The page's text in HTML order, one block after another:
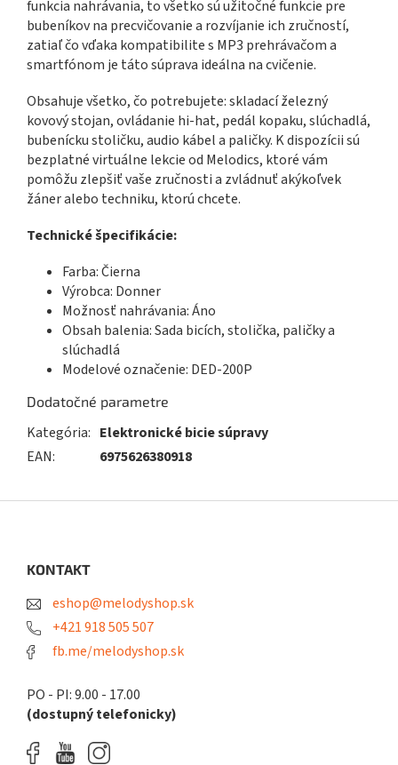
funkcia nahrávania, to všetko sú užitočné funkcie pre
bubeníkov na precvičovanie a rozvíjanie ich zručností,
zatiaľ čo vďaka kompatibilite s MP3 prehrávačom a
smartfónom je táto súprava ideálna na cvičenie.
Obsahuje všetko, čo potrebujete: skladací železný
kovový stojan, ovládanie hi-hat, pedál kopaku, slúchadlá,
bubenícku stoličku, audio kábel a paličky. K dispozícii sú
bezplatné virtuálne lekcie od Melodics, ktoré vám
pomôžu zlepšiť vaše zručnosti a zvládnuť akýkoľvek
žáner alebo techniku, ktorú chcete.
Technické špecifikácie:
Farba: Čierna
Výrobca: Donner
Možnosť nahrávania: Áno
Obsah balenia: Sada bicích, stolička, paličky a
slúchadlá
Modelové označenie: DED-200P
Dodatočné parametre
Kategória: Elektronické bicie súpravy
EAN: 6975626380918
KONTAKT
eshop@melodyshop.sk
+421 918 505 507
fb.me/melodyshop.sk
PO - PI: 9.00 - 17.00
(dostupný telefonicky)